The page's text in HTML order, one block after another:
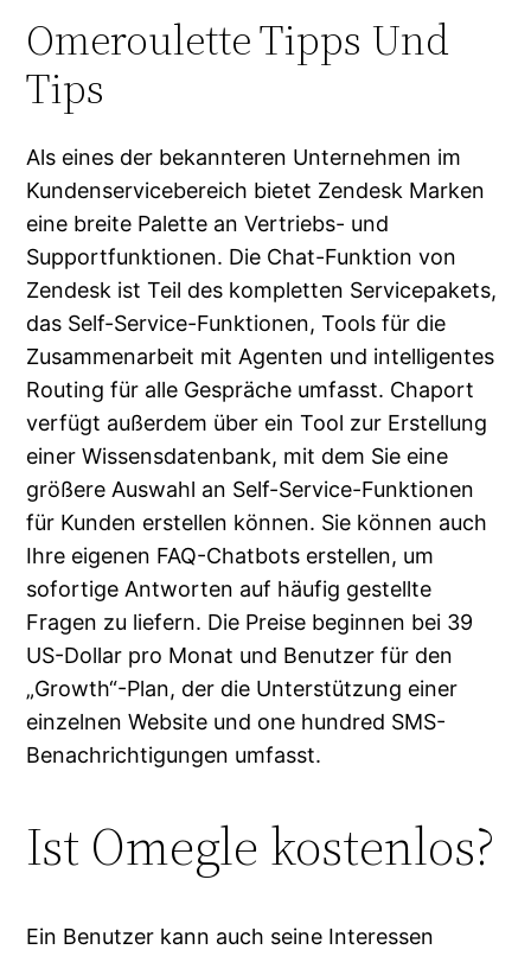
Omeroulette Tipps Und
Tips
Als eines der bekannteren Unternehmen im
Kundenservicebereich bietet Zendesk Marken
eine breite Palette an Vertriebs- und
Supportfunktionen. Die Chat-Funktion von
Zendesk ist Teil des kompletten Servicepakets,
das Self-Service-Funktionen, Tools für die
Zusammenarbeit mit Agenten und intelligentes
Routing für alle Gespräche umfasst. Chaport
verfügt außerdem über ein Tool zur Erstellung
einer Wissensdatenbank, mit dem Sie eine
größere Auswahl an Self-Service-Funktionen
für Kunden erstellen können. Sie können auch
Ihre eigenen FAQ-Chatbots erstellen, um
sofortige Antworten auf häufig gestellte
Fragen zu liefern. Die Preise beginnen bei 39
US-Dollar pro Monat und Benutzer für den
„Growth“-Plan, der die Unterstützung einer
einzelnen Website und one hundred SMS-
Benachrichtigungen umfasst.
Ist Omegle kostenlos?
Ein Benutzer kann auch seine Interessen